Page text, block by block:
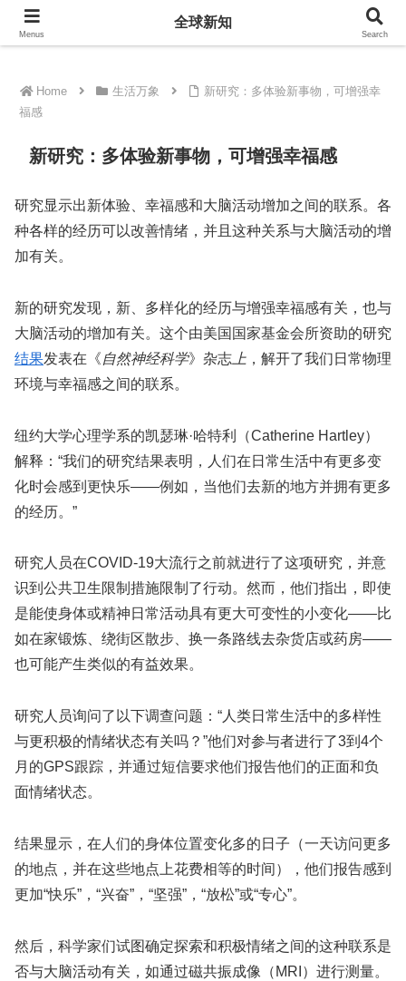
全球新知
Home 生活万象
新研究：多体验新事物，可增强幸
福感
新研究：多体验新事物，可增强幸福感
研究显示出新体验、幸福感和大脑活动增加之间的联系。各
种各样的经历可以改善情绪，并且这种关系与大脑活动的增
加有关。
新的研究发现，新、多样化的经历与增强幸福感有关，也与
大脑活动的增加有关。这个由美国国家基金会所资助的研究
结果发表在《自然神经科学》杂志 上 ，解开了我们日常物理
环境与幸福感之间的联系。
纽约大学心理学系的凯瑟琳·哈特利（Catherine Hartley）
解释：“我们的研究结果表明，人们在日常生活中有更多变
化时会感到更快乐——例如，当他们去新的地方并拥有更多
的经历。”
研究人员在COVID-19大流行之前就进行了这项研究，并意
识到公共卫生限制措施限制了行动。然而，他们指出，即使
是能使身体或精神日常活动具有更大可变性的小变化——比
如在家锻炼、绕街区散步、换一条路线去杂货店或药房——
也可能产生类似的有益效果。
研究人员询问了以下调查问题：“人类日常生活中的多样性
与更积极的情绪状态有关吗？”他们对参与者进行了3到4个
月的GPS跟踪，并通过短信要求他们报告他们的正面和负
面情绪状态。
结果显示，在人们的身体位置变化多的日子（一天访问更多
的地点，并在这些地点上花费相等的时间），他们报告感到
更加“快乐”，“兴奋”，“坚强”，“放松”或“专心”。
然后，科学家们试图确定探索和积极情绪之间的这种联系是
否与大脑活动有关，如通过磁共振成像（MRI）进行测量。
Menus
全球新知
Search